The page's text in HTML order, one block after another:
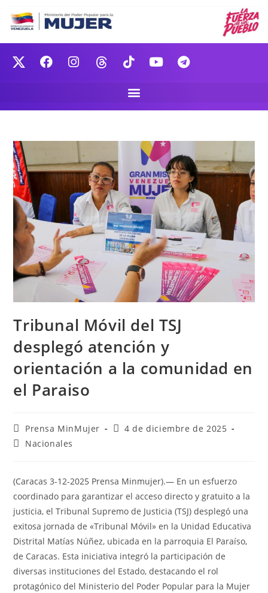
Tribunal Móvil del TSJ
desplegó atención y
orientación a la comunidad en
el Paraiso
Prensa MinMujer
4 de diciembre de 2025
Nacionales
(Caracas 3-12-2025 Prensa Minmujer).— En un esfuerzo
coordinado para garantizar el acceso directo y gratuito a la
justicia, el Tribunal Supremo de Justicia (TSJ) desplegó una
exitosa jornada de «Tribunal Móvil» en la Unidad Educativa
Distrital Matías Núñez, ubicada en la parroquia El Paraíso,
de Caracas. Esta iniciativa integró la participación de
diversas instituciones del Estado, destacando el rol
protagónico del Ministerio del Poder Popular para la Mujer